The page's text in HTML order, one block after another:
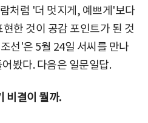
처럼 '더 멋지게, 예쁘게'보다
한 것이 공감 포인트가 된 것
선'은 5월 24일 서씨를 만나
봤다. 다음은 일문일답.
비결이 뭘까.